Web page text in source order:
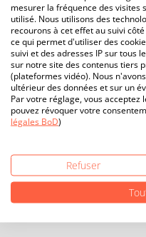
mesurer la fréquence des visites
utilisé. Nous utilisons des
recourons à cet effet au suivi
ce qui permet d'utiliser des
suivi et des adresses IP sur tous
sur notre site des contenus tiers
(plateformes vidéo). Nous
ultérieur des données et sur un
Par votre réglage, vous acceptez
pouvez révoquer votre
légales BoD)
Refuser